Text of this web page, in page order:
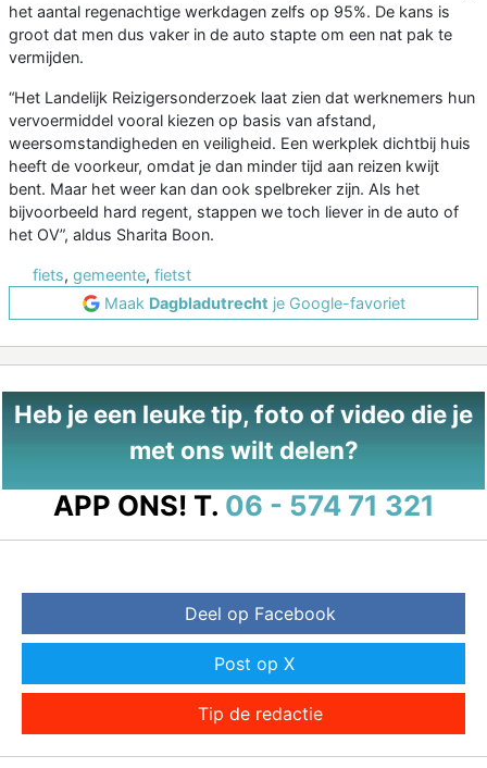
het aantal regenachtige werkdagen zelfs op 95%. De kans is
groot dat men dus vaker in de auto stapte om een nat pak te
vermijden.
“Het Landelijk Reizigersonderzoek laat zien dat werknemers hun
vervoermiddel vooral kiezen op basis van afstand,
weersomstandigheden en veiligheid. Een werkplek dichtbij huis
heeft de voorkeur, omdat je dan minder tijd aan reizen kwijt
bent. Maar het weer kan dan ook spelbreker zijn. Als het
bijvoorbeeld hard regent, stappen we toch liever in de auto of
het OV”, aldus Sharita Boon.
fiets, gemeente, fietst
Maak Dagbladutrecht je Google-favoriet
Heb je een leuke tip, foto of video die je
met ons wilt delen?
APP ONS! T. 06 - 574 71 321
Deel op Facebook
Post op X
Tip de redactie